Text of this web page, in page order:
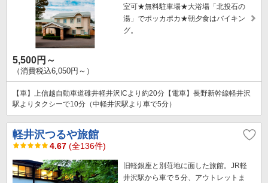
室可★無料駐車場★大浴場「北投石の
湯」でポッカポカ★朝夕食はバイキン
グ。
5,500円～
（消費税込6,050円～）
【車】上信越自動車道碓井軽井沢ICより約20分【電車】長野新幹線軽井沢
駅よりタクシーで10分（中軽井沢駅より車で5分）
軽井沢つるや旅館
4.67 (全136件)
旧軽銀座と別荘地に面した旅館。JR軽
井沢駅から車で５分、アウトレットま